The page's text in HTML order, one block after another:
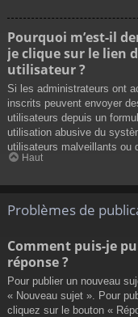
Pourquoi m’est-il
je clique sur le lien
utilisateur ?
Si les administrateurs ont
inscrits peuvent envoyer
utilisateurs depuis un
utilisation abusive du
utilisateurs malveillants ou
Haut
Problèmes de
Comment puis-je
réponse ?
Pour publier un nouveau
« Nouveau sujet ». Pour
cliquez sur le bouton «